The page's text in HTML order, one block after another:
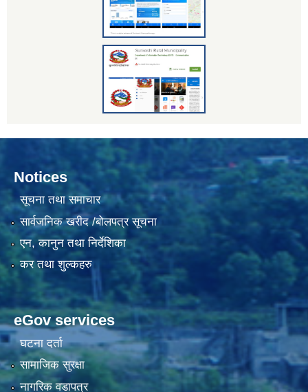
Notices
सूचना तथा समाचार
सार्वजनिक खरीद /बोलपत्र सूचना
एन, कानुन तथा निर्देशिका
कर तथा शुल्कहरु
eGov services
घटना दर्ता
सामाजिक सुरक्षा
नागरिक वडापत्र